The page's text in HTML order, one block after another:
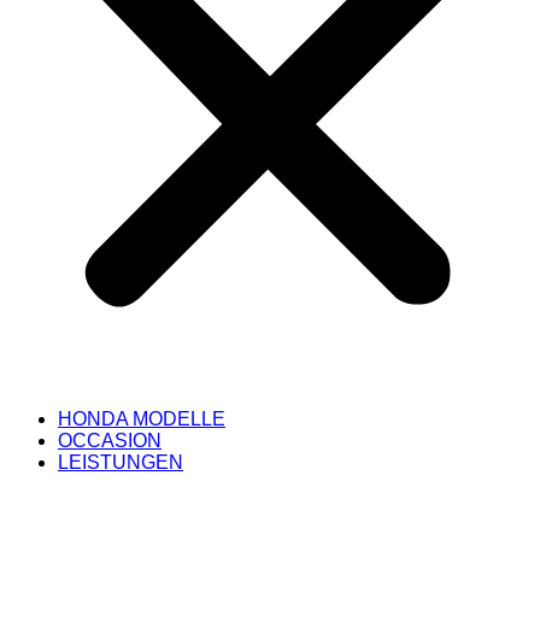
HONDA MODELLE
OCCASION
LEISTUNGEN